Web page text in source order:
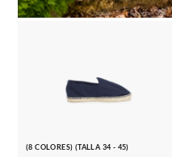
(8 COLORES) (TALLA 34 - 45)